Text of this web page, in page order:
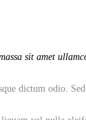
sit amet
dictum odio.